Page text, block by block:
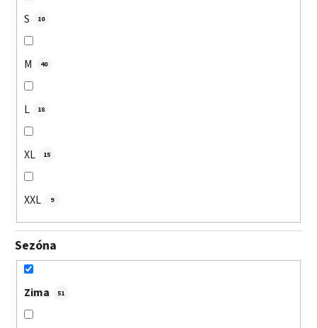
S 10
M 40
L 18
XL 15
XXL 9
Sezóna
Zima 51